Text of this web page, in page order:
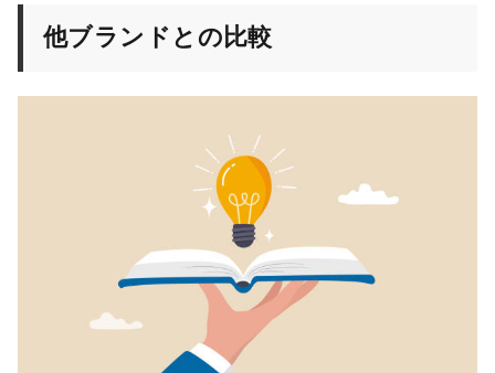
他ブランドとの比較